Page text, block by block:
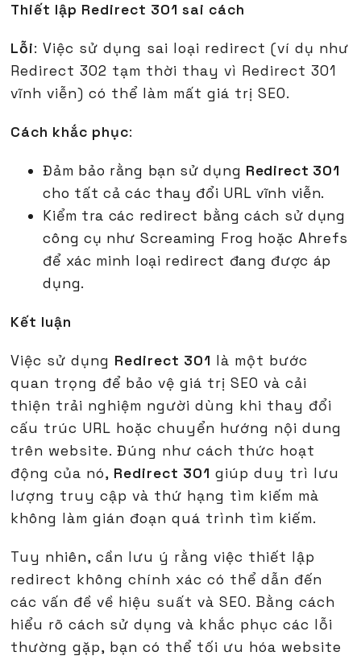
Thiết lập Redirect 301 sai cách
Lỗi: Việc sử dụng sai loại redirect (ví dụ như
Redirect 302 tạm thời thay vì Redirect 301
vĩnh viễn) có thể làm mất giá trị SEO.
Cách khắc phục:
Đảm bảo rằng bạn sử dụng Redirect 301
cho tất cả các thay đổi URL vĩnh viễn.
Kiểm tra các redirect bằng cách sử dụng
công cụ như Screaming Frog hoặc Ahrefs
để xác minh loại redirect đang được áp
dụng.
Kết luận
Việc sử dụng Redirect 301 là một bước
quan trọng để bảo vệ giá trị SEO và cải
thiện trải nghiệm người dùng khi thay đổi
cấu trúc URL hoặc chuyển hướng nội dung
trên website. Đúng như cách thức hoạt
động của nó, Redirect 301 giúp duy trì lưu
lượng truy cập và thứ hạng tìm kiếm mà
không làm gián đoạn quá trình tìm kiếm.
Tuy nhiên, cần lưu ý rằng việc thiết lập
redirect không chính xác có thể dẫn đến
các vấn đề về hiệu suất và SEO. Bằng cách
hiểu rõ cách sử dụng và khắc phục các lỗi
thường gặp, bạn có thể tối ưu hóa website